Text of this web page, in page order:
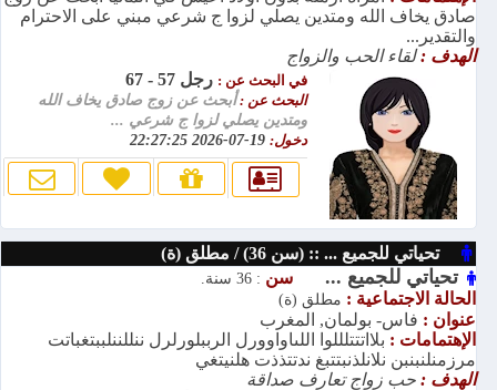
صادق يخاف الله ومتدين يصلي لزوا ج شرعي مبني على الاحترام
والتقدير...
الهدف :لقاء الحب والزواج
في البحث عن : رجل 57 - 67
البحث عن :أبحث عن زوج صادق يخاف الله
ومتدين يصلي لزوا ج شرعي ...
دخول:
تحياتي للجميع ... :: (سن 36) / مطلق (ة)
تحياتي للجميع ... سن : 36 سنة.
الحالة الاجتماعية : مطلق (ة)
عنوان : فاس- بولمان, المغرب
الإهتمامات : بلااتتتلللوا اللىاواوورل الرببلورلرل ننللننلببتغباتت
مرزمنلنبنبن نلانلذنبتتبغ ندتتذذت هلنيتغي
الهدف : حب زواج تعارف صداقة